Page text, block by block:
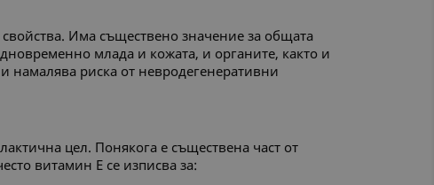
Има съществено значение за общата
млада и кожата, и органите, както и
намалява риска от невродегенеративни
цел. Понякога е съществена част от
витамин Е се изписва за: